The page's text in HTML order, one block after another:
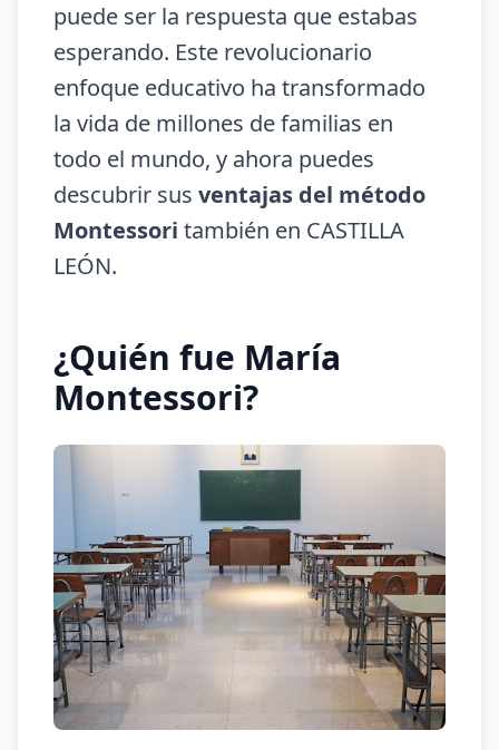
puede ser la respuesta que estabas
esperando. Este revolucionario
enfoque educativo ha transformado
la vida de millones de familias en
todo el mundo, y ahora puedes
descubrir sus ventajas del método
Montessori también en CASTILLA
LEÓN.
¿Quién fue María
Montessori?